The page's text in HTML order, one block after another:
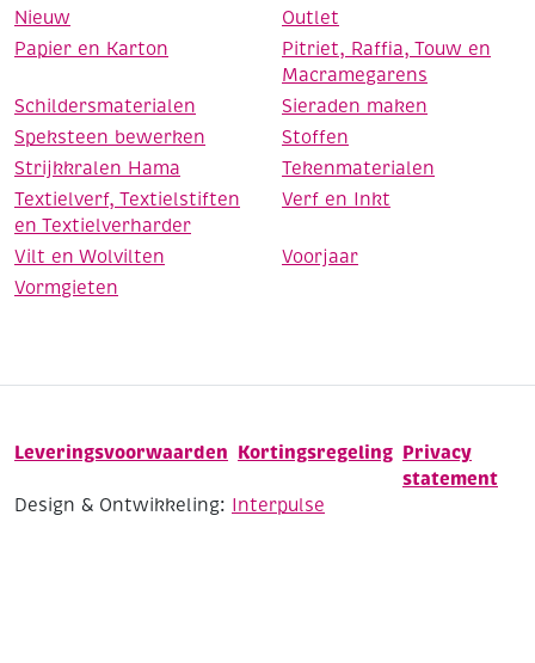
Nieuw
Outlet
Papier en Karton
Pitriet, Raffia, Touw en
Macramegarens
Schildersmaterialen
Sieraden maken
Speksteen bewerken
Stoffen
Strijkkralen Hama
Tekenmaterialen
Textielverf, Textielstiften
en Textielverharder
Verf en Inkt
Vilt en Wolvilten
Voorjaar
Vormgieten
Leveringsvoorwaarden Kortingsregeling Privacy
statement
Design & Ontwikkeling: Interpulse